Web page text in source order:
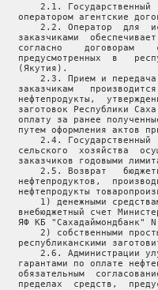
2.1. Государственный
оператором агентские
2.2. Оператор  для
заказчиками
согласно    договорам
предусмотренных  в
   (Якутия).
2.3. Прием и
заказчикам
нефтепродукты,
заготовок Республики
оплату за ранее
путем оформления актов
2.4. Государственный
сельского  хозяйства
заказчиков годовыми
2.5. Возврат
нефтепродуктов,
нефтепродукты
1) денежными
внебюджетный счет
ЯФ КБ "Сахадаймондбанк"
2) собственными
республиканскими
2.6. Администрации
гарантами по оплате
обязательным
пределах  средств,